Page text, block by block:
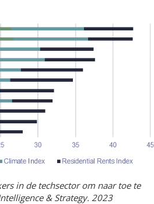
in de techsector om naar toe te
& Strategy. 2023